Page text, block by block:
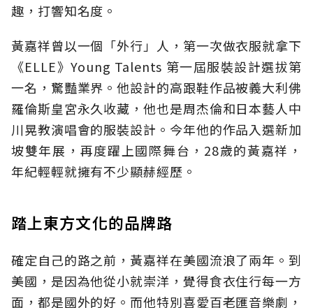
趣，打響知名度。
黃嘉祥曾以一個「外行」人，第一次做衣服就拿下
《ELLE》Young Talents 第一屆服裝設計選拔第
一名，驚豔業界。他設計的高跟鞋作品被義大利佛
羅倫斯皇宮永久收藏，他也是周杰倫和日本藝人中
川晃教演唱會的服裝設計。今年他的作品入選新加
坡雙年展，再度躍上國際舞台，28歲的黃嘉祥，
年紀輕輕就擁有不少顯赫經歷。
踏上東方文化的品牌路
確定自己的路之前，黃嘉祥在美國流浪了兩年。到
美國，是因為他從小就崇洋，覺得食衣住行每一方
面，都是國外的好。而他特別喜愛百老匯音樂劇，